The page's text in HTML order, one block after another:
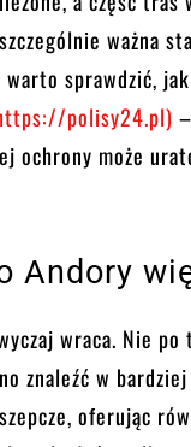
ważna
warto sprawdzić,
polisy24.pl)
ochrony może
Andory
wraca. Nie
znaleźć w
oferując